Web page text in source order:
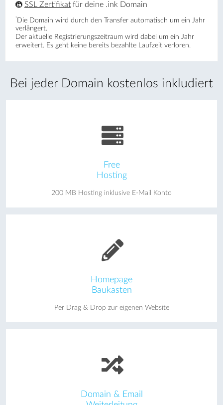
Bei jeder Domain kostenlos inkludiert
Free
Hosting
200 MB Hosting inklusive E-Mail Konto
Homepage
Baukasten
Per Drag & Drop zur eigenen Website
Domain & Email
SSL Zertifikat für deine .ink Domain
* Die Domain wird durch den Transfer automatisch um ein Jahr
verlängert.
Der aktuelle Registrierungs­zeitraum wird dabei um ein Jahr
erweitert. Es geht keine bereits bezahlte Laufzeit verloren.